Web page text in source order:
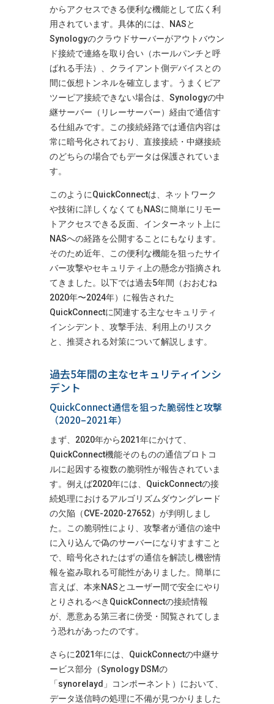
からアクセスできる便利な機能として広く利
用されています。具体的には、NASと
Synologyのクラウドサーバーがアウトバウン
ド接続で連絡を取り合い（ホールパンチと呼
ばれる手法）、クライアント側デバイスとの
間に仮想トンネルを確立します​。うまくピア
ツーピア接続できない場合は、Synologyの中
継サーバー（リレーサーバー）経由で通信す
る仕組みです。この接続経路では通信内容は
常に暗号化されており、直接接続・中継接続
のどちらの場合でもデータは保護されていま
す​。
このようにQuickConnectは、ネットワーク
や技術に詳しくなくてもNASに簡単にリモー
トアクセスできる反面、インターネット上に
NASへの経路を公開することにもなります。
そのため近年、この便利な機能を狙ったサイ
バー攻撃やセキュリティ上の懸念が指摘され
てきました。以下では過去5年間（おおむね
2020年〜2024年）に報告された
QuickConnectに関連する主なセキュリティ
インシデント、攻撃手法、利用上のリスク
と、推奨される対策について解説します。
過去5年間の主なセキュリティインシ
デント
QuickConnect通信を狙った脆弱性と攻撃
（2020–2021年）
まず、2020年から2021年にかけて、
QuickConnect機能そのものの通信プロトコ
ルに起因する複数の脆弱性が報告されていま
す。例えば2020年には、QuickConnectの接
続処理におけるアルゴリズムダウングレード
の欠陥（CVE-2020-27652）が判明しまし
た。この脆弱性により、攻撃者が通信の途中
に入り込んで偽のサーバーになりすますこと
で、暗号化されたはずの通信を解読し機密情
報を盗み取れる可能性がありました​ 。簡単に
言えば、本来NASとユーザー間で安全にやり
とりされるべきQuickConnectの接続情報
が、悪意ある第三者に傍受・閲覧されてしま
う恐れがあったのです。
さらに2021年には、QuickConnectの中継サ
ービス部分（Synology DSMの
「synorelayd」コンポーネント）において、
データ送信時の処理に不備が見つかりました